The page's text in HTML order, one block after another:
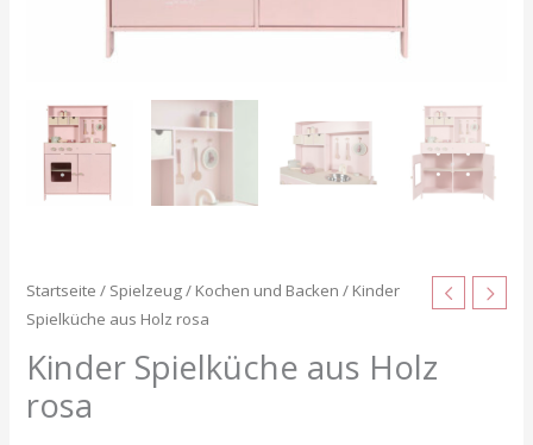
Startseite / Spielzeug/ Kochen und Backen / Kinder
Spielküche aus Holz rosa
Kinder Spielküche aus Holz
rosa